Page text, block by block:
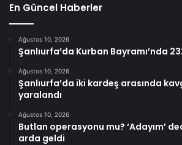
En Güncel Haberler
Ağustos 10, 2026
Şanlıurfa’da Kurban Bayramı’nda
Ağustos 10, 2026
Şanlıurfa’da iki kardeş arasında
yaralandı
Ağustos 10, 2026
Butlan operasyonu mu? ‘Adayım’
arda geldi